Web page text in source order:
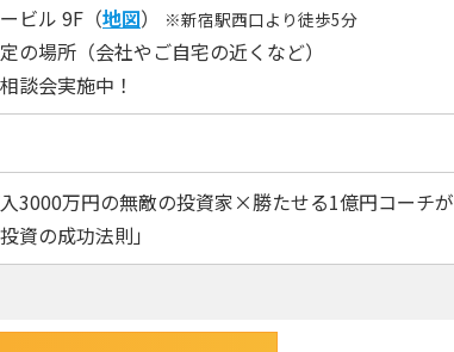
ビル 9F（地図） ※新宿駅西口より徒歩5分
の場所（会社やご自宅の近くなど）
談会実施中！
3000万円の無敵の投資家×勝たせる1億円コーチが
資の成功法則」